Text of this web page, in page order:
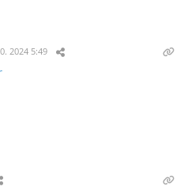
2024 5:49